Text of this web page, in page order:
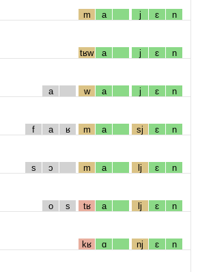
m a j ɛ n
tʁw a j ɛ n
a w a j ɛ n
f a ʁ m a sj ɛ n
s ɔ m a lj ɛ n
o s tʁ a lj ɛ n
kʁ ɑ nj ɛ n